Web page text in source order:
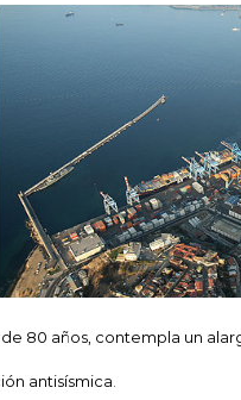
80 años, contempla un
antisísmica.